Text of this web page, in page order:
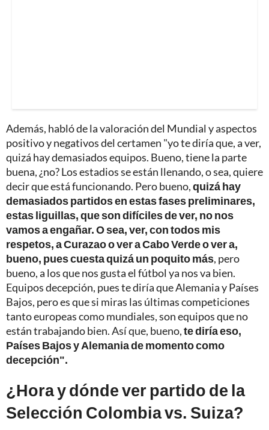
Además, habló de la valoración del Mundial y aspectos
positivo y negativos del certamen "yo te diría que, a ver,
quizá hay demasiados equipos. Bueno, tiene la parte
buena, ¿no? Los estadios se están llenando, o sea, quiere
decir que está funcionando. Pero bueno,quizá hay
demasiados partidos en estas fases preliminares,
estas liguillas, que son difíciles de ver, no nos
vamos a engañar. O sea, ver, con todos mis
respetos, a Curazao o ver a Cabo Verde o ver a,
bueno, pues cuesta quizá un poquito más, pero
bueno, a los que nos gusta el fútbol ya nos va bien.
Equipos decepción, pues te diría que Alemania y Países
Bajos, pero es que si miras las últimas competiciones
tanto europeas como mundiales, son equipos que no
están trabajando bien. Así que, bueno,te diría eso,
Países Bajos y Alemania de momento como
decepción".
¿Hora y dónde ver partido de la
Selección Colombia vs. Suiza?